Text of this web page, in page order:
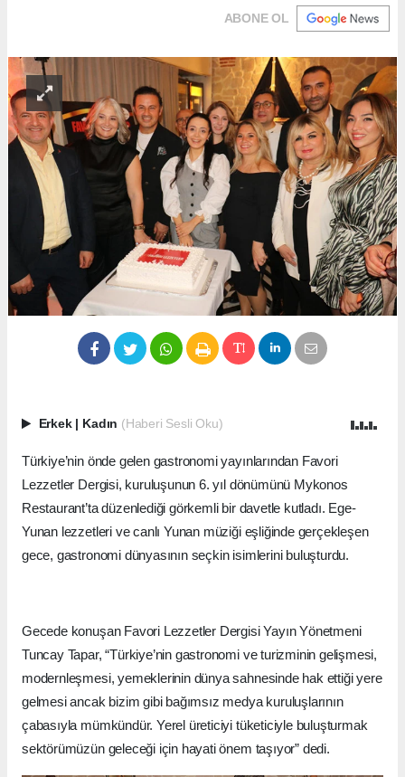
ABONE OL
Erkek Kadın (Haberi Sesli Oku)
Türkiye’nin önde gelen gastronomi yayınlarından Favori
Lezzetler Dergisi, kuruluşunun 6. yıl dönümünü Mykonos
Restaurant’ta düzenlediği görkemli bir davetle kutladı. Ege-
Yunan lezzetleri ve canlı Yunan müziği eşliğinde gerçekleşen
gece, gastronomi dünyasının seçkin isimlerini buluşturdu.
Gecede konuşan Favori Lezzetler Dergisi Yayın Yönetmeni
Tuncay Tapar, “Türkiye’nin gastronomi ve turizminin gelişmesi,
modernleşmesi, yemeklerinin dünya sahnesinde hak ettiği yere
gelmesi ancak bizim gibi bağımsız medya kuruluşlarının
çabasıyla mümkündür. Yerel üreticiyi tüketiciyle buluşturmak
sektörümüzün geleceği için hayati önem taşıyor” dedi.